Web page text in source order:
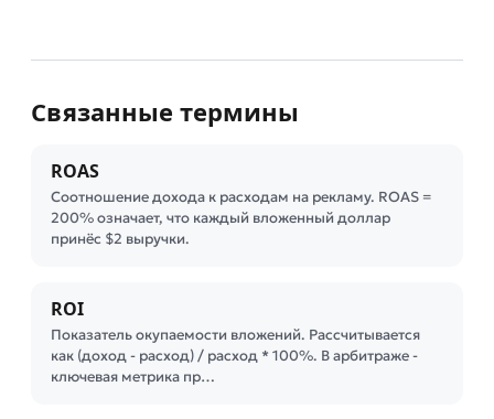
Связанные термины
ROAS
Соотношение дохода к расходам на рекламу. ROAS =
200% означает, что каждый вложенный доллар
принёс $2 выручки.
ROI
Показатель окупаемости вложений. Рассчитывается
как (доход - расход) / расход * 100%. В арбитраже -
ключевая метрика пр…